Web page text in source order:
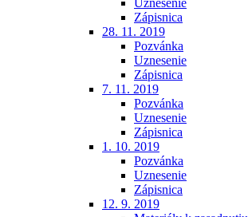
Uznesenie
Zápisnica
28. 11. 2019
Pozvánka
Uznesenie
Zápisnica
7. 11. 2019
Pozvánka
Uznesenie
Zápisnica
1. 10. 2019
Pozvánka
Uznesenie
Zápisnica
12. 9. 2019